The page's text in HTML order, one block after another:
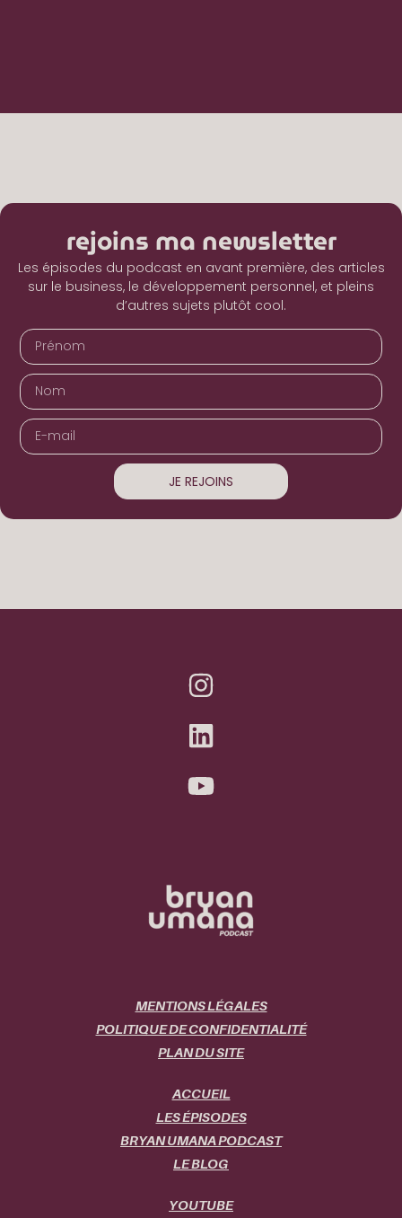
rejoins ma newsletter
Les épisodes du podcast en avant première, des articles
sur le business, le développement personnel, et pleins
d’autres sujets plutôt cool.
JE REJOINS
MENTIONS LÉGALES
POLITIQUE DE CONFIDENTIALITÉ
PLAN DU SITE
ACCUEIL
LES ÉPISODES
BRYAN UMANA PODCAST
LE BLOG
YOUTUBE